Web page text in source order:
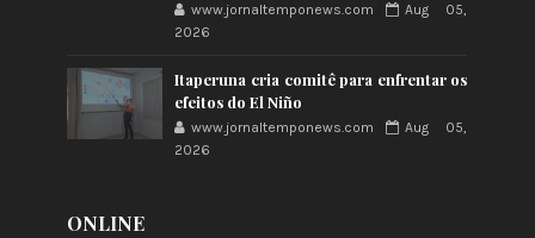
www.jornaltemponews.com
Aug 05,
2026
Itaperuna cria comitê para enfrentar os
efeitos do El Niño
www.jornaltemponews.com
Aug 05,
2026
ONLINE